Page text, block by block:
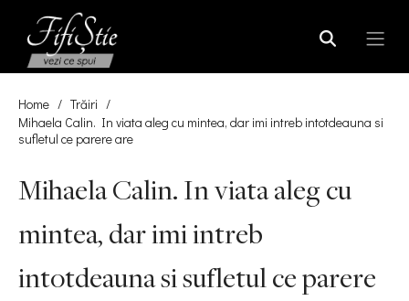
Home / Trăiri /
Mihaela Calin. In viata aleg cu mintea, dar imi intreb intotdeauna si
sufletul ce parere are
Mihaela Calin. In viata aleg cu
mintea, dar imi intreb
intotdeauna si sufletul ce parere